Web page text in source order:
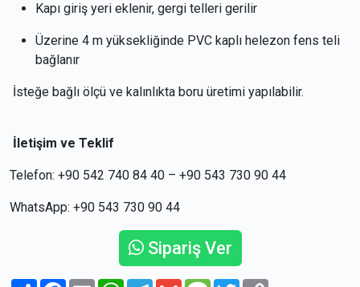
Kapı giriş yeri eklenir, gergi telleri gerilir
Üzerine 4 m yüksekliğinde PVC kaplı helezon fens teli
bağlanır
İsteğe bağlı ölçü ve kalınlıkta boru üretimi yapılabilir.
İletişim ve Teklif
Telefon: +90 542 740 84 40 – +90 543 730 90 44
WhatsApp: +90 543 730 90 44
Sipariş Ver